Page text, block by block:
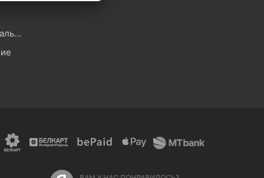
Политика обработки персональных данных